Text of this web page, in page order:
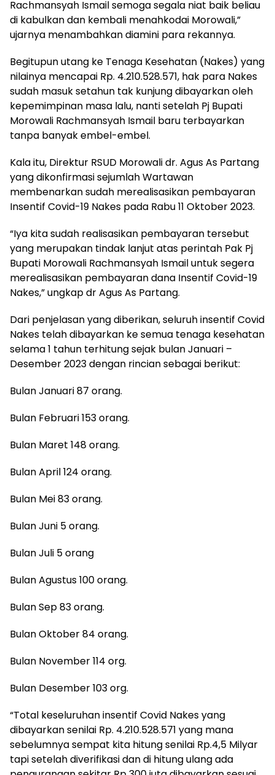
Rachmansyah Ismail semoga segala niat baik beliau
di kabulkan dan kembali menahkodai Morowali,”
ujarnya menambahkan diamini para rekannya.
Begitupun utang ke Tenaga Kesehatan (Nakes) yang
nilainya mencapai Rp. 4.210.528.571, hak para Nakes
sudah masuk setahun tak kunjung dibayarkan oleh
kepemimpinan masa lalu, nanti setelah Pj Bupati
Morowali Rachmansyah Ismail baru terbayarkan
tanpa banyak embel-embel.
Kala itu, Direktur RSUD Morowali dr. Agus As Partang
yang dikonfirmasi sejumlah Wartawan
membenarkan sudah merealisasikan pembayaran
Insentif Covid-19 Nakes pada Rabu 11 Oktober 2023.
“Iya kita sudah realisasikan pembayaran tersebut
yang merupakan tindak lanjut atas perintah Pak Pj
Bupati Morowali Rachmansyah Ismail untuk segera
merealisasikan pembayaran dana Insentif Covid-19
Nakes,” ungkap dr Agus As Partang.
Dari penjelasan yang diberikan, seluruh insentif Covid
Nakes telah dibayarkan ke semua tenaga kesehatan
selama 1 tahun terhitung sejak bulan Januari –
Desember 2023 dengan rincian sebagai berikut:
Bulan Januari 87 orang.
Bulan Februari 153 orang.
Bulan Maret 148 orang.
Bulan April 124 orang.
Bulan Mei 83 orang.
Bulan Juni 5 orang.
Bulan Juli 5 orang
Bulan Agustus 100 orang.
Bulan Sep 83 orang.
Bulan Oktober 84 orang.
Bulan November 114 org.
Bulan Desember 103 org.
“Total keseluruhan insentif Covid Nakes yang
dibayarkan senilai Rp. 4.210.528.571 yang mana
sebelumnya sempat kita hitung senilai Rp.4,5 Milyar
tapi setelah diverifikasi dan di hitung ulang ada